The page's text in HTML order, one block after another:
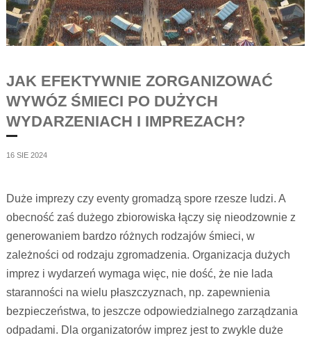
JAK EFEKTYWNIE ZORGANIZOWAĆ
WYWÓZ ŚMIECI PO DUŻYCH
WYDARZENIACH I IMPREZACH?
16 SIE 2024
Duże imprezy czy eventy gromadzą spore rzesze ludzi. A
obecność zaś dużego zbiorowiska łączy się nieodzownie z
generowaniem bardzo różnych rodzajów śmieci, w
zależności od rodzaju zgromadzenia. Organizacja dużych
imprez i wydarzeń wymaga więc, nie dość, że nie lada
staranności na wielu płaszczyznach, np. zapewnienia
bezpieczeństwa, to jeszcze odpowiedzialnego zarządzania
odpadami. Dla organizatorów imprez jest to zwykle duże